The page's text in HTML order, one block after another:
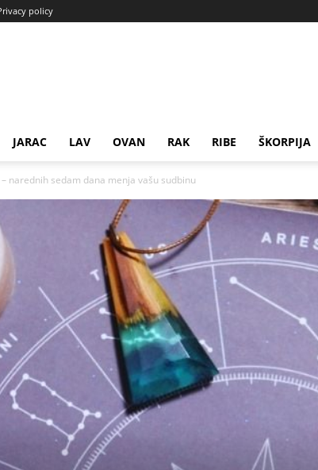
policy
JARAC LAV OVAN RAK RIBE ŠKORPIJA
– narednih sedam dana menja vašu sudbinu